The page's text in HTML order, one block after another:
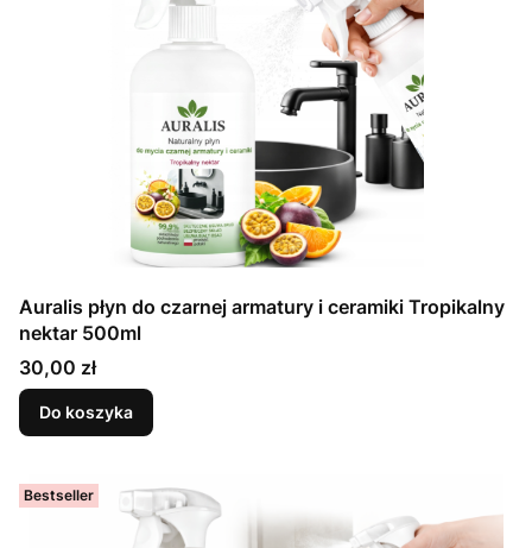
Auralis płyn do czarnej armatury i ceramiki Tropikalny
nektar 500ml
Cena
30,00 zł
Do koszyka
Bestseller